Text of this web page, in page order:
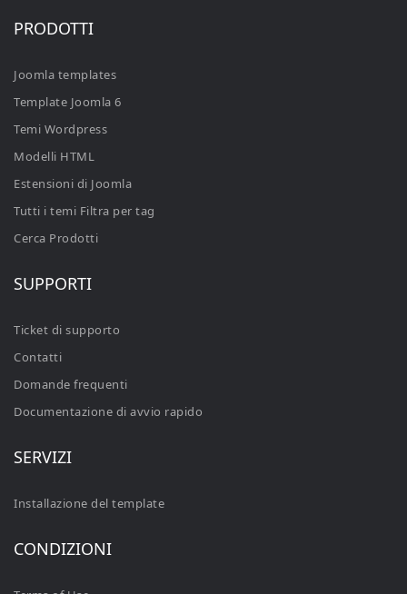
PRODOTTI
Joomla templates
Template Joomla 6
Temi Wordpress
Modelli HTML
Estensioni di Joomla
Tutti i temi Filtra per tag
Cerca Prodotti
SUPPORTI
Ticket di supporto
Contatti
Domande frequenti
Documentazione di avvio rapido
SERVIZI
Installazione del template
CONDIZIONI